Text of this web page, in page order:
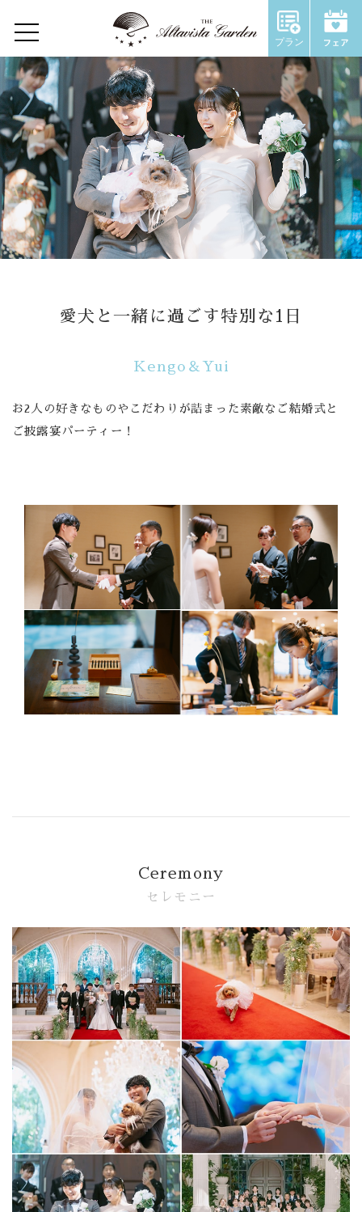
プラン
Home
Concept
Restaurant
Wedding
ウェディングトップ
施設のご紹介
Food
これから挙式を
Plan
Best Rate
Membership
よくある質問
レポート
アクセス
紹介キャンペーン
採用情報
成約者サイト
Bridal Fair
follow us
Facebook Wedding Restaurant Youtube
Wedding Report
愛犬と一緒に過ごす特別な1日
Kengo＆Yui
お2人の好きなものやこだわりが詰まった素敵なご結婚式と
ご披露宴パーティー！
Ceremony
セレモニー